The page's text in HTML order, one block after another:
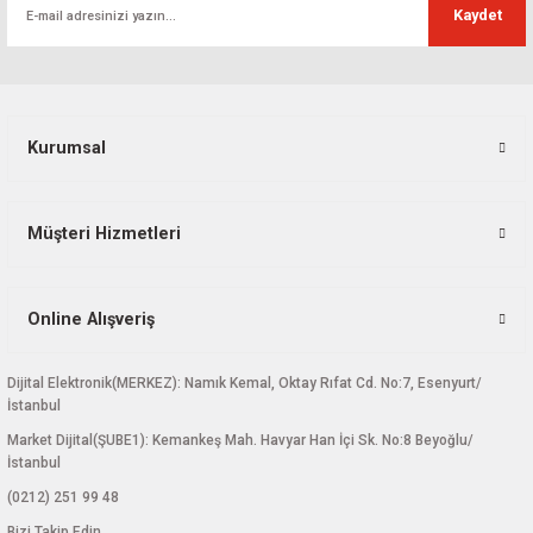
Ürün fiyatı diğer sitelerden daha pahalı.
Kaydet
Kurumsal
Müşteri Hizmetleri
Online Alışveriş
Dijital Elektronik(MERKEZ): Namık Kemal, Oktay Rıfat Cd. No:7, Esenyurt/
İstanbul
Market Dijital(ŞUBE1): Kemankeş Mah. Havyar Han İçi Sk. No:8 Beyoğlu/
İstanbul
(0212) 251 99 48